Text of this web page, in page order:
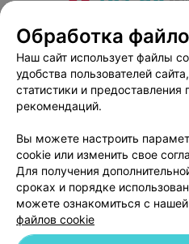
О проекте Новости проекта
Медицинский маркетинг
Пользовательское
Вакансии
Написать в
Персональные
Обработка
Обработка
Наш сайт использует файлы
удобства пользователей
статистики и
рекомендаций.
Вы можете настроить
cookie или изменить свое
Для получения
сроках и порядке
можете ознакомиться с нашей
файлов cookie